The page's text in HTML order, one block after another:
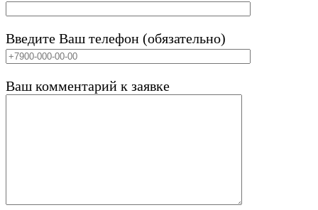
Введите Ваш телефон (обязательно)
Ваш комментарий к заявке